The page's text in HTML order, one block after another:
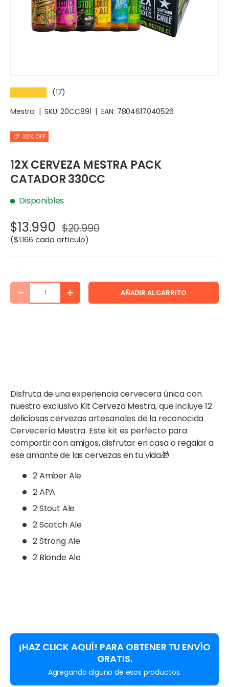
(17)
Mestra |SKU: 20CC891 | EAN: 7804617040526
33% OFF
12X CERVEZA MESTRA PACK
CATADOR 330CC
Disponibles
$13.990 $20.990
Precio unitario
$1.166 cada artículo
Cant.
DISMINUIR CANTIDADAUMENTAR LA CANTIDADAÑADIR AL CARRITO
Disfruta de una experiencia cervecera única con
nuestro exclusivo Kit Cerveza Mestra, que incluye 12
deliciosas cervezas artesanales de la reconocida
Cervecería Mestra. Este kit es perfecto para
compartir con amigos, disfrutar en casa o regalar a
ese amante de las cervezas en tu vida🎁
2 Amber Ale
2 APA
2 Stout Ale
2 Scotch Ale
2 Strong Ale
2 Blonde Ale
¡HAZ CLICK AQUÍ! PARA OBTENER TU ENVÍO
GRATIS.
Agregando alguno de esos productos.